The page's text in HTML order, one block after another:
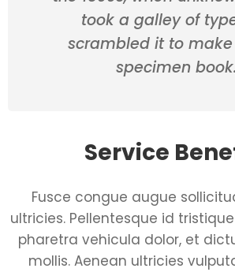
took a galley of
scrambled it to
specimen book.
Service
Fusce congue augue
ultricies. Pellentesque id
pharetra vehicula dolor, et
mollis. Aenean ultricies